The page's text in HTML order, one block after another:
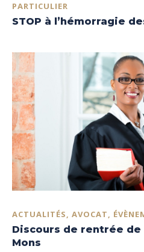
PARTICULIER
STOP à l’hémorragie
ACTUALITÉS, AVOCAT,
Discours de rentrée de
Mons